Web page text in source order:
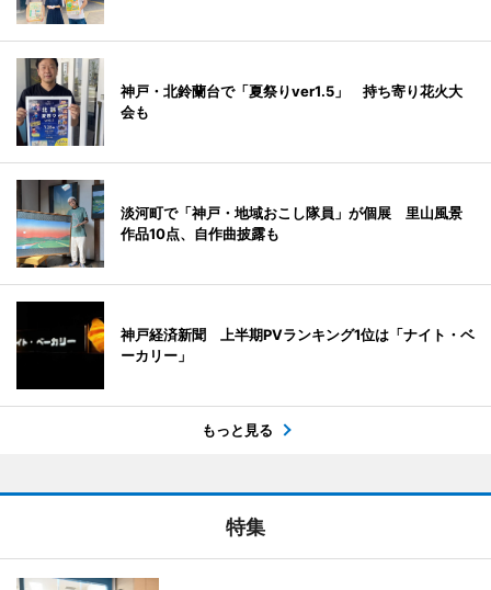
神戸・北鈴蘭台で「夏祭りver1.5」 持ち寄り花火大
会も
淡河町で「神戸・地域おこし隊員」が個展 里山風景
作品10点、自作曲披露も
神戸経済新聞 上半期PVランキング1位は「ナイト・ベ
ーカリー」
もっと見る
特集